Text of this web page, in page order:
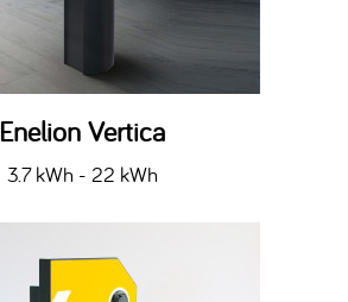
Enelion Vertica
3.7 kWh - 22 kWh